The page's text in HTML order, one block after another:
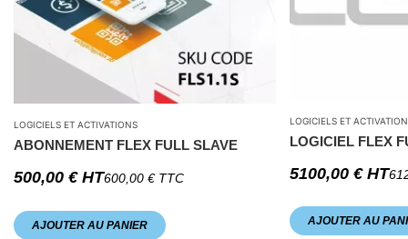
LOGICIELS ET ACTIVATIONS
ABONNEMENT FLEX FULL SLAVE
500,00 €HT600,00 €TTC
AJOUTER AU PANIER
LOGICIELS ET
LOGICIEL FLEX
5100,00 €HT
AJOUTER AU